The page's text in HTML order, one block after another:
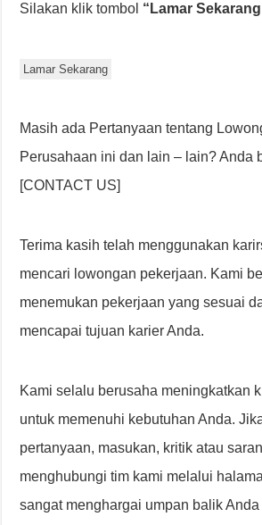
Silakan klik tombol “Lamar
Lamar Sekarang
Masih ada Pertanyaan tentang
Perusahaan ini dan lain – lain? Anda
[CONTACT US]
Terima kasih telah menggunakan
mencari lowongan pekerjaan. Kami
menemukan pekerjaan yang sesuai
mencapai tujuan karier Anda.
Kami selalu berusaha meningkatkan
untuk memenuhi kebutuhan Anda.
pertanyaan, masukan, kritik atau
menghubungi tim kami melalui
sangat menghargai umpan balik